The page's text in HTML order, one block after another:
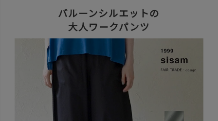
バルーンシルエットの
大人ワークパンツ